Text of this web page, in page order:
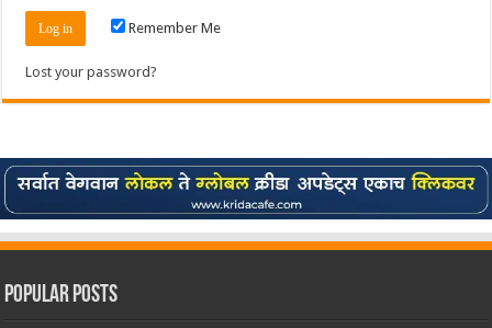
Remember Me
Lost your password?
Popular Posts